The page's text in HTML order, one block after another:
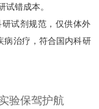
错成本。
试剂规范，仅供体外
病治疗，符合国内科研
验保驾护航